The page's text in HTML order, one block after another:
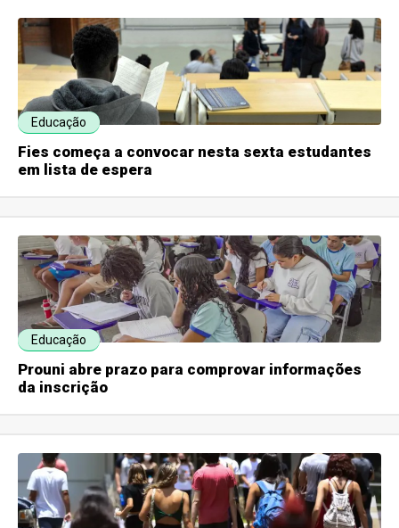
Educação
Fies começa a convocar nesta sexta estudantes
em lista de espera
Educação
Prouni abre prazo para comprovar informações
da inscrição